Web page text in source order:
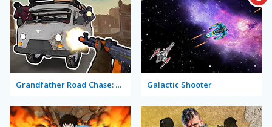
Grandfather Road Chase: Realistic Shooter Galactic Shooter